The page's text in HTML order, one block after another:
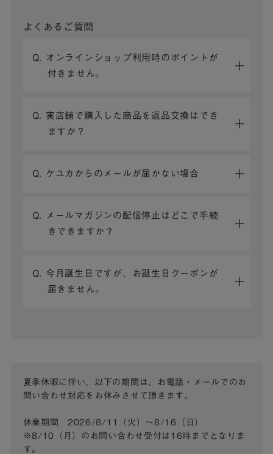
よくあるご質問
Q. オンラインショップ利用時のポイントが
付きません。
Q. 実店舗で購入した商品を返品交換はでき
ますか？
Q. ケユカからのメールが届かない場合
Q. メールマガジンの配信停止はどこで手続
きできますか？
Q. 今月誕生日ですが、お誕生日クーポンが
届きません。
夏季休暇に伴い、以下の期間は、お電話・メールでのお
問い合わせ対応をお休みさせて頂きます。
休業期間 2026/8/11（火）～8/16（日）
※8/10（月）のお問い合わせ受付は16時までとなりま
す。